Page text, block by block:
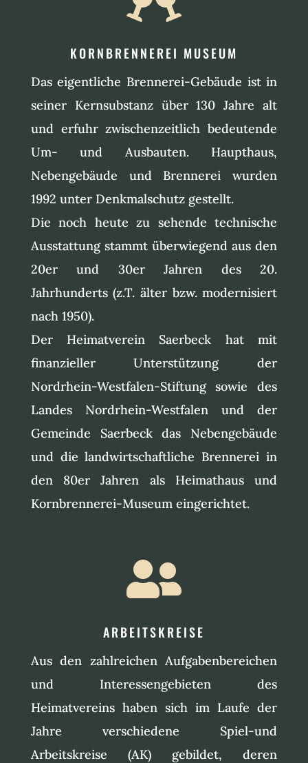
KORNBRENNEREI MUSEUM
Das eigentliche Brennerei-Gebäude ist in
seiner Kernsubstanz über 130 Jahre alt
und erfuhr zwischenzeitlich bedeutende
Um- und Ausbauten. Haupthaus,
Nebengebäude und Brennerei wurden
1992 unter Denkmalschutz gestellt.
Die noch heute zu sehende technische
Ausstattung stammt überwiegend aus den
20er und 30er Jahren des 20.
Jahrhunderts (z.T. älter bzw. modernisiert
nach 1950).
Der Heimatverein Saerbeck hat mit
finanzieller Unterstützung der
Nordrhein-Westfalen-Stiftung sowie des
Landes Nordrhein-Westfalen und der
Gemeinde Saerbeck das Nebengebäude
und die landwirtschaftliche Brennerei in
den 80er Jahren als Heimathaus und
Kornbrennerei-Museum eingerichtet.

ARBEITSKREISE
Aus den zahlreichen Aufgabenbereichen
und Interessengebieten des
Heimatvereins haben sich im Laufe der
Jahre verschiedene Spiel-und
Arbeitskreise (AK) gebildet, deren